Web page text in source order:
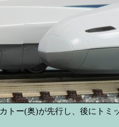
トー(奥)が先行し、後にト